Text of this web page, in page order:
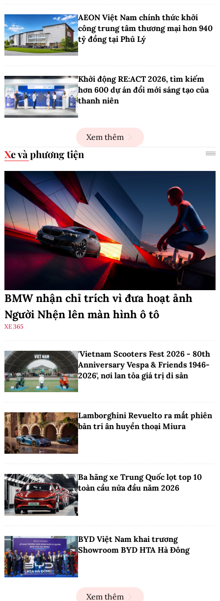
AEON Việt Nam chính thức khởi
công trung tâm thương mại hơn 940
tỷ đồng tại Phủ Lý
Khởi động RE:ACT 2026, tìm kiếm
hơn 600 dự án đổi mới sáng tạo của
thanh niên
Xem thêm
Xe và phương tiện
BMW nhận chỉ trích vì đưa hoạt ảnh
Người Nhện lên màn hình ô tô
XE 365
'Vietnam Scooters Fest 2026 - 80th
Anniversary Vespa & Friends 1946-
2026', nơi lan tỏa giá trị di sản
Lamborghini Revuelto ra mắt phiên
bản tri ân huyền thoại Miura
Ba hãng xe Trung Quốc lọt top 10
toàn cầu nửa đầu năm 2026
BYD Việt Nam khai trương
Showroom BYD HTA Hà Đông
Xem thêm